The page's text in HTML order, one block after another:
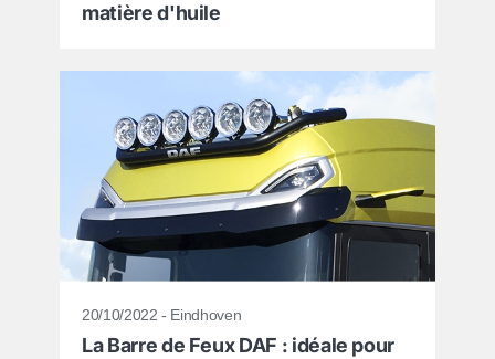
matière d'huile
20/10/2022 - Eindhoven
La Barre de Feux DAF : idéale pour